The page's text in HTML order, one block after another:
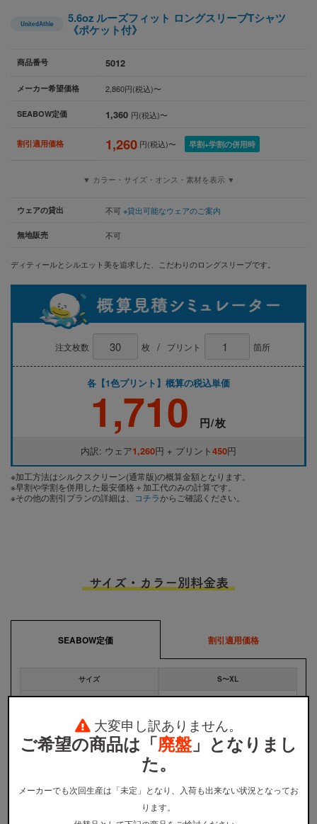
UnitedAthle 5.6oz ルーズフィット ロングスリーブTシャツ
《ポケット付》
商品番号 5012
メーカー希望価格 2,860円(税込)〜
SEABOW定価 1,360 円(税込)〜
割引適用価格 1,260 円(税込)〜 早割+学割の併用時
▼ カラー・サイズ・オンス・素材を表示 ▼
ウェアの貸出 不可 ※貸出可能なウェアのご案内
無地販売 不可
ディティールとシルエット美を追求した、こだわりのロングスリーブです。
注文枚数 枚 / プリント 箇所
各【1色プリント】概算の税込単価
1,710 円/枚
内訳: ウェア1,260円 + プリント450円
※加工方法はシルクスクリーン(通常版)の概算金額となります。
※早割や学割を併用した最安価格＋加工代のみの計算です。
※その他の割引プランの詳細は、
コチラからご確認ください。
サイズ・カラー別料金表
SEABOW定価 割引適用価格
サイズ S〜XL
ウェア本体の税込価格です。プリント代金、送料などは含まれません。
割引適用価格は、早割と学割を併用した場合のウェア本体の単価となります。詳しくは 割引プランか
無地注文、バッグ・タオル・キャップ等は、割引の対象外です。
大変申し訳ありません。
ご希望の商品は「廃盤」となりまし
た。
メーカーでも次回生産は「未定」となり、入荷も出来ない状況となってお
ります。